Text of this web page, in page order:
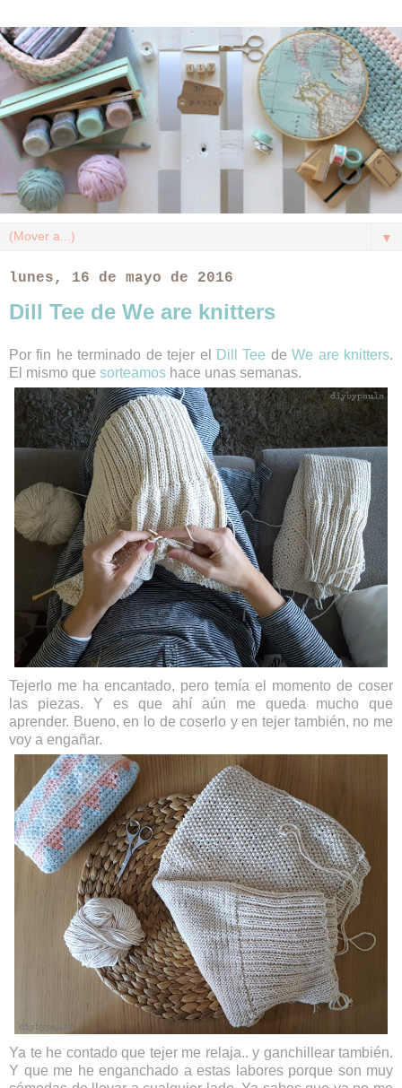
▼
lunes, 16 de mayo de 2016
Dill Tee de We are knitters
Por fin he terminado de tejer el Dill Tee deWe are knitters.
El mismo que sorteamos hace unas semanas.
Tejerlo me ha encantado, pero temía el momento de coser
las piezas. Y es que ahí aún me queda mucho que
aprender. Bueno, en lo de coserlo y en tejer también, no me
voy a engañar.
Ya te he contado que tejer me relaja.. y ganchillear también.
Y que me he enganchado a estas labores porque son muy